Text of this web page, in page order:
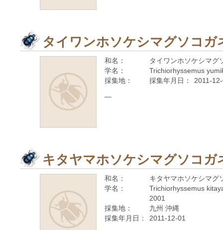
タイワンホソケシマグソコガ
和名：
タイワンホソケシマグ
学名：
Trichiorhyssemus
採集地：
採集年月日： 2011-
—
キタヤマホソケシマグソコガ
和名：
キタヤマホソケシマグ
学名：
Trichiorhyssemus
2001
採集地：
九州 沖縄
採集年月日：
2011-12-01